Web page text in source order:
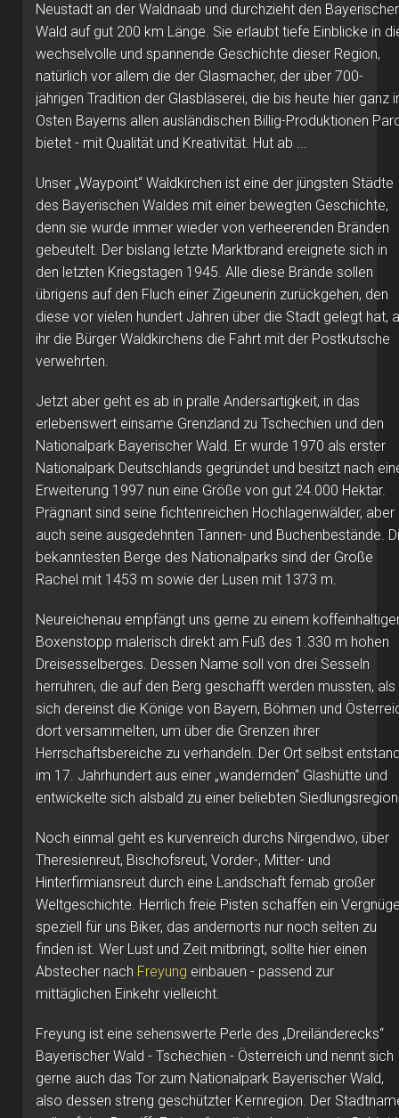
Neustadt an der Waldnaab und durchzieht den
Wald auf gut 200 km Länge. Sie erlaubt tiefe Einblicke in
wechselvolle und spannende Geschichte dieser Region,
natürlich vor allem die der Glasmacher, der über 700-
jährigen Tradition der Glasbläserei, die bis heute hier ganz
Osten Bayerns allen ausländischen Billig-Produktionen
bietet - mit Qualität und Kreativität. Hut ab ...
Unser „Waypoint“ Waldkirchen ist eine der jüngsten Städte
des Bayerischen Waldes mit einer bewegten Geschichte,
denn sie wurde immer wieder von verheerenden Bränden
gebeutelt. Der bislang letzte Marktbrand ereignete sich in
den letzten Kriegstagen 1945. Alle diese Brände sollen
übrigens auf den Fluch einer Zigeunerin zurückgehen, den
diese vor vielen hundert Jahren über die Stadt gelegt hat,
ihr die Bürger Waldkirchens die Fahrt mit der Postkutsche
verwehrten.
Jetzt aber geht es ab in pralle Andersartigkeit, in das
erlebenswert einsame Grenzland zu Tschechien und den
Nationalpark Bayerischer Wald. Er wurde 1970 als erster
Nationalpark Deutschlands gegründet und besitzt nach
Erweiterung 1997 nun eine Größe von gut 24.000 Hektar.
Prägnant sind seine fichtenreichen Hochlagenwälder, aber
auch seine ausgedehnten Tannen- und Buchenbestände.
bekanntesten Berge des Nationalparks sind der Große
Rachel mit 1453 m sowie der Lusen mit 1373 m.
Neureichenau empfängt uns gerne zu einem
Boxenstopp malerisch direkt am Fuß des 1.330 m hohen
Dreisesselberges. Dessen Name soll von drei Sesseln
herrühren, die auf den Berg geschafft werden mussten, als
sich dereinst die Könige von Bayern, Böhmen und
dort versammelten, um über die Grenzen ihrer
Herrschaftsbereiche zu verhandeln. Der Ort selbst
im 17. Jahrhundert aus einer „wandernden“ Glashütte und
entwickelte sich alsbald zu einer beliebten
Noch einmal geht es kurvenreich durchs Nirgendwo, über
Theresienreut, Bischofsreut, Vorder-, Mitter- und
Hinterfirmiansreut durch eine Landschaft fernab großer
Weltgeschichte. Herrlich freie Pisten schaffen ein
speziell für uns Biker, das andernorts nur noch selten zu
finden ist. Wer Lust und Zeit mitbringt, sollte hier einen
Abstecher nach Freyung einbauen - passend zur
mittäglichen Einkehr vielleicht.
Freyung ist eine sehenswerte Perle des „Dreiländerecks“
Bayerischer Wald - Tschechien - Österreich und nennt sich
gerne auch das Tor zum Nationalpark Bayerischer Wald,
also dessen streng geschützter Kernregion. Der